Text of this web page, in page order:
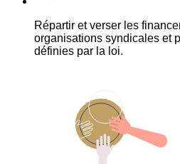
Répartir et verser les
organisations syndicales et
définies par la loi.